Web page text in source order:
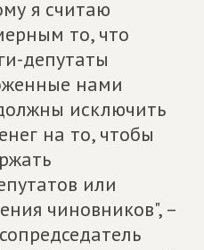
я считаю
то, что
депутаты
нами
исключить
на то, чтобы
или
чиновников", –